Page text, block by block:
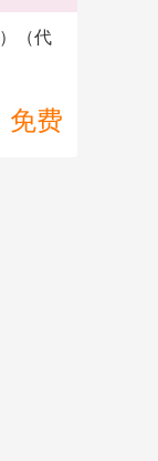
（代
免费